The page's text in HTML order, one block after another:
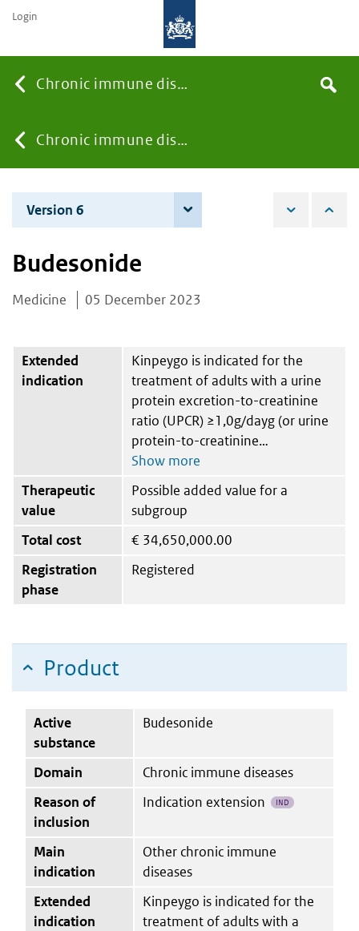
Chronic immune diseases
You
are
here:
Chronic immune diseases
the
Search
Login
Version 6
Budesonide
Medicine 05 December 2023
Extended
indication
Kinpeygo is indicated for the
treatment of adults with a urine
protein excretion-to-creatinine
ratio (UPCR) ≥1,0g/dayg (or urine
protein-to-creatinine
Therapeutic
value
Possible added value for a
subgroup
Total cost
€ 34,650,000.00
Registration
phase
Registered
Product
Active
substance
Budesonide
Domain
Chronic immune diseases
Reason of
inclusion
Indication extension IND
Main
indication
Other chronic immune
diseases
Extended
indication
Kinpeygo is indicated for the
treatment of adults with a